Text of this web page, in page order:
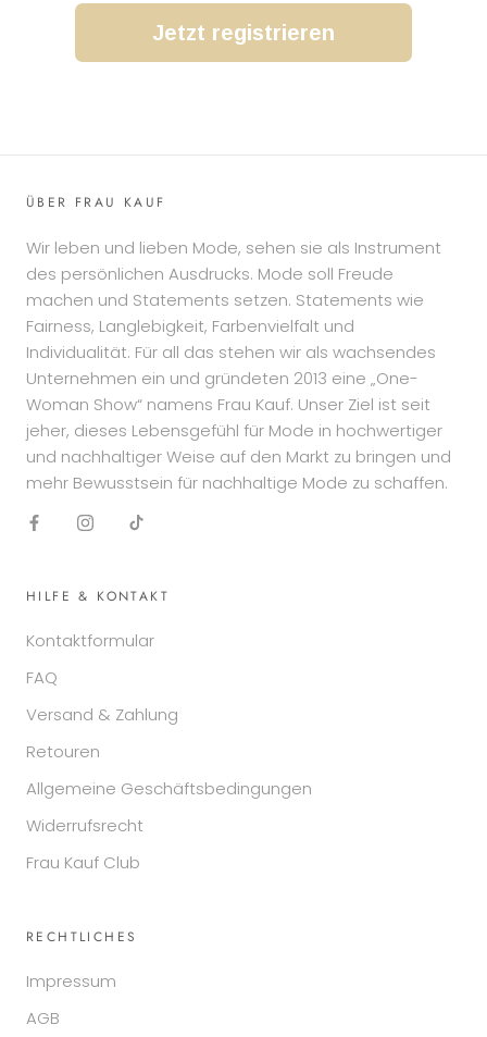
Jetzt registrieren
ÜBER FRAU KAUF
Wir leben und lieben Mode, sehen sie als Instrument
des persönlichen Ausdrucks. Mode soll Freude
machen und Statements setzen. Statements wie
Fairness, Langlebigkeit, Farbenvielfalt und
Individualität. Für all das stehen wir als wachsendes
Unternehmen ein und gründeten 2013 eine „One-
Woman Show“ namens Frau Kauf. Unser Ziel ist seit
jeher, dieses Lebensgefühl für Mode in hochwertiger
und nachhaltiger Weise auf den Markt zu bringen und
mehr Bewusstsein für nachhaltige Mode zu schaffen.
HILFE & KONTAKT
Kontaktformular
FAQ
Versand & Zahlung
Retouren
Allgemeine Geschäftsbedingungen
Widerrufsrecht
Frau Kauf Club
RECHTLICHES
Impressum
AGB